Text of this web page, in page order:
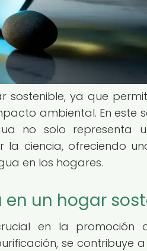
ya que
ambiental. En este
no solo representa
ciencia, ofreciendo
en los hogares.
un hogar
en la promoción
se contribuye